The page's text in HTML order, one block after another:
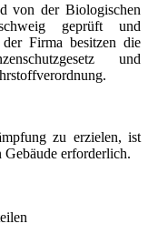
von der Biologischen
geprüft und
Firma besitzen die
und
zu erzielen, ist
erforderlich.